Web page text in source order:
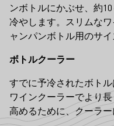
ンボトルにかぶせ、約
冷やします。スリムな
ャンパンボトル用のサイ
ボトルクーラー
すでに予冷されたボト
ワインクーラーでより
高めるために、クーラー